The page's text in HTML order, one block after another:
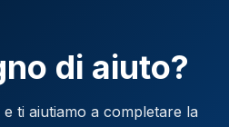
di aiuto?
ti aiutiamo a completare la